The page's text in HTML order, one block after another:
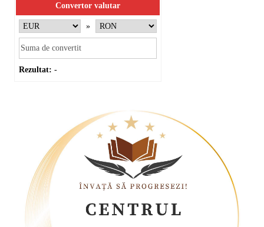
Convertor valutar
»
Rezultat: -